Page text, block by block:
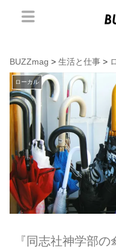
BUZZmag > 生活と仕事 >
ローカル
『同志社神学部